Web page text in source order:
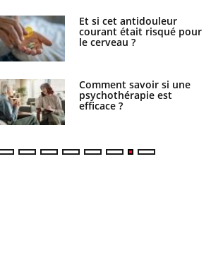
Et si cet antidouleur
courant était risqué pour
le cerveau ?
Comment savoir si une
psychothérapie est
efficace ?